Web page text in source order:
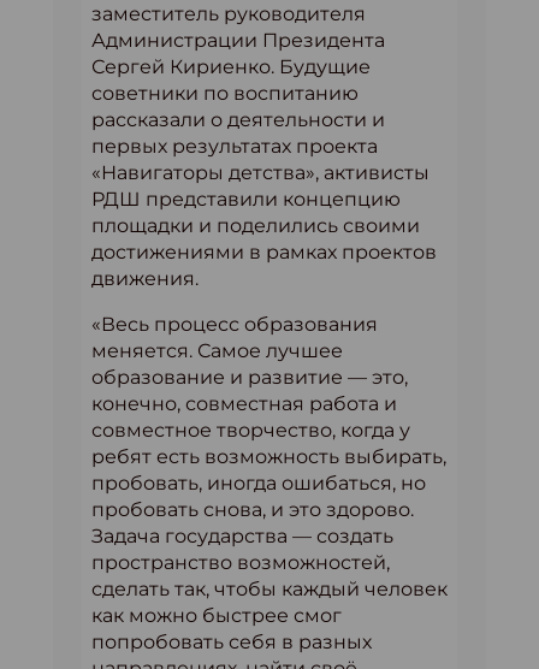
заместитель руководителя
Администрации Президента
Сергей Кириенко. Будущие
советники по воспитанию
рассказали о деятельности и
первых результатах проекта
«Навигаторы детства», активисты
РДШ представили концепцию
площадки и поделились своими
достижениями в рамках проектов
движения.
«Весь процесс образования
меняется. Самое лучшее
образование и развитие — это,
конечно, совместная работа и
совместное творчество, когда у
ребят есть возможность выбирать,
пробовать, иногда ошибаться, но
пробовать снова, и это здорово.
Задача государства — создать
пространство возможностей,
сделать так, чтобы каждый человек
как можно быстрее смог
попробовать себя в разных